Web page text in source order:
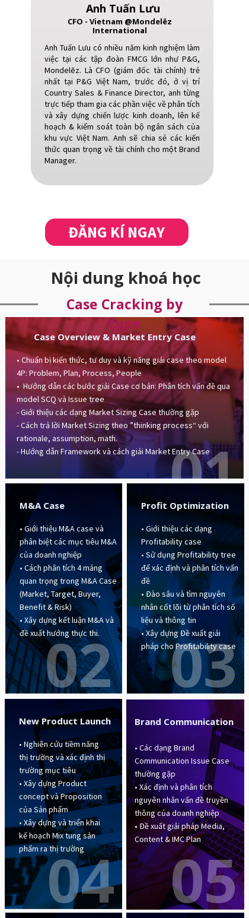
ĐĂNG KÍ NGAY
Anh Tuấn Lưu có nhiều năm kinh nghiệm làm
việc tại các tập đoàn FMCG lớn như P&G,
Mondelēz. Là CFO (giám đốc tài chính) trẻ
nhất tại P&G Việt Nam, trước đó, ở vị trí
Country Sales & Finance Director, anh từng
trực tiếp tham gia các phần việc về phân tích
và xây dựng chiến lược kinh doanh, lên kế
hoạch & kiểm soát toàn bộ ngân sách của
khu vực Việt Nam. Anh sẽ chia sẻ các kiến
thức quan trọng về tài chính cho một Brand
Manager.
Anh Tuấn Lưu
CFO - Vietnam @Mondelēz
International
Nội dung khoá học
• Nghiên cứu tiềm năng
thị trường và xác định thị
trường mục tiêu
• Xây dựng Product
concept và Proposition
của Sản phẩm
• Xây dựng và triển khai
kế hoạch Mix tung sản
phẩm ra thị trường
New Product Launch
04
• Giới thiệu M&A case và
phân biệt các mục tiêu M&A
của doanh nghiệp
• Cách phân tích 4 mảng
quan trọng trong M&A Case
(Market, Target, Buyer,
Benefit & Risk)
• Xây dựng kết luận M&A và
đề xuất hướng thực thi.
M&A Case
02
• Chuẩn bị kiến thức, tư duy và kỹ năng giải case theo model
4P: Problem, Plan, Process, People
• Hướng dẫn các bước giải Case cơ bản: Phân tích vấn đề qua
model SCQ và Issue tree
- Giới thiệu các dạng Market Sizing Case thường gặp
- Cách trả lời Market Sizing theo ”thinking process“ với
rationale, assumption, math.
- Hướng dẫn Framework và cách giải Market Entry Case
Case Overview & Market Entry Case
01
• Giới thiệu các dạng
Profitability case
• Sử dụng Profitability tree
để xác định và phân tích vấn
đề
• Đào sâu và tìm nguyên
nhân cốt lõi từ phân tích số
liệu và thông tin
• Xây dựng Đề xuất giải
pháp cho Profitability case
Profit Optimization
03
• Các dạng Brand
Communication Issue Case
thường gặp
• Xác định và phân tích
nguyên nhân vấn đề truyền
thông của doanh nghiệp
• Đề xuất giải pháp Media,
Content & IMC Plan
Brand Communication
05
Case Cracking by
type